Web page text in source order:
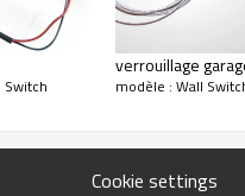
Switch
verrouillage
modèle : Wall
Cookie settings